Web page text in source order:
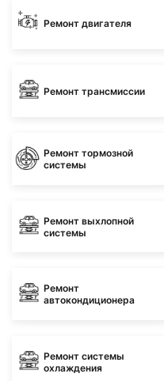
Ремонт двигателя
Ремонт трансмиссии
Ремонт тормозной
системы
Ремонт выхлопной
системы
Ремонт
автокондиционера
Ремонт системы
охлаждения